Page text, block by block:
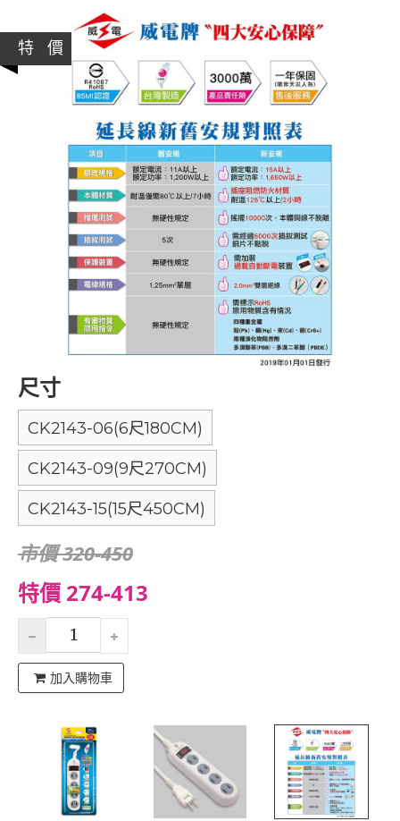
特 價
尺寸
CK2143-06(6尺180CM)
CK2143-09(9尺270CM)
CK2143-15(15尺450CM)
市價 320-450
特價 274-413
加入購物車